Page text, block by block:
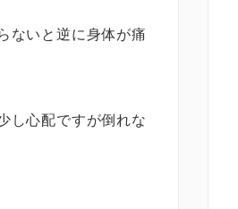
ないと逆に身体が痛
し心配ですが倒れな